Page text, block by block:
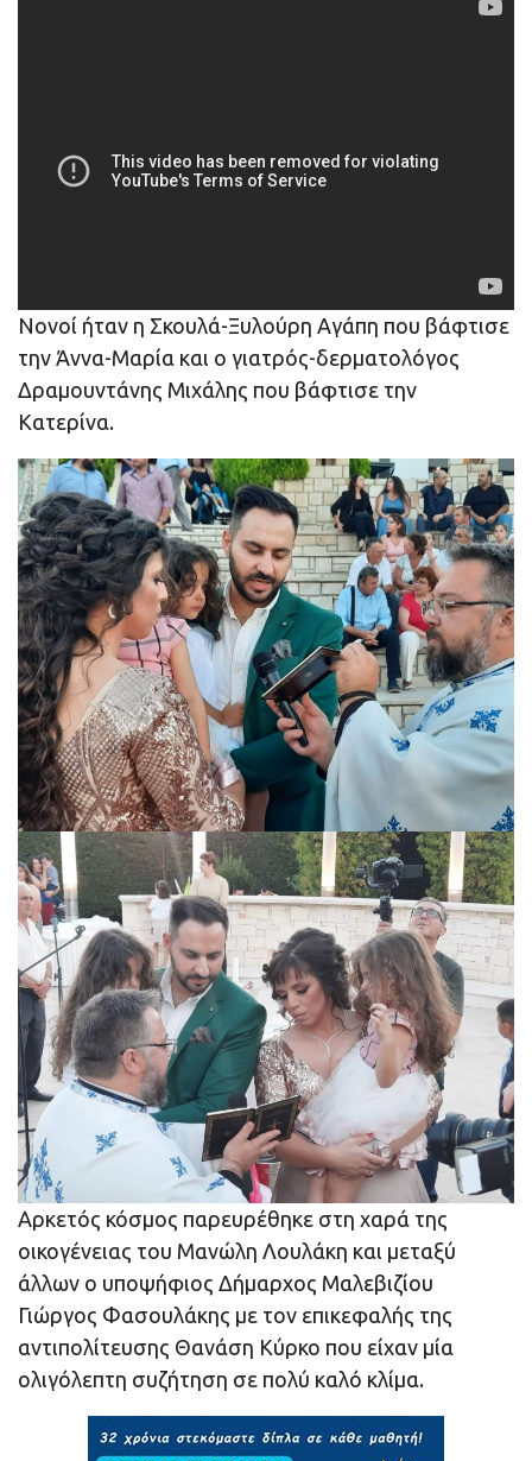
Νονοί ήταν η Σκουλά-Ξυλούρη Αγάπη που βάφτισε
την Άννα-Μαρία και ο γιατρός-δερματολόγος
Δραμουντάνης Μιχάλης που βάφτισε την
Κατερίνα.
Αρκετός κόσμος παρευρέθηκε στη χαρά της
οικογένειας του Μανώλη Λουλάκη και μεταξύ
άλλων ο υποψήφιος Δήμαρχος Μαλεβιζίου
Γιώργος Φασουλάκης με τον επικεφαλής της
αντιπολίτευσης Θανάση Κύρκο που είχαν μία
ολιγόλεπτη συζήτηση σε πολύ καλό κλίμα.